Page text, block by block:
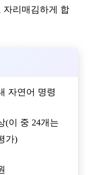
자리매김하게 합
자연어 명령
(이 중 24개는
가)